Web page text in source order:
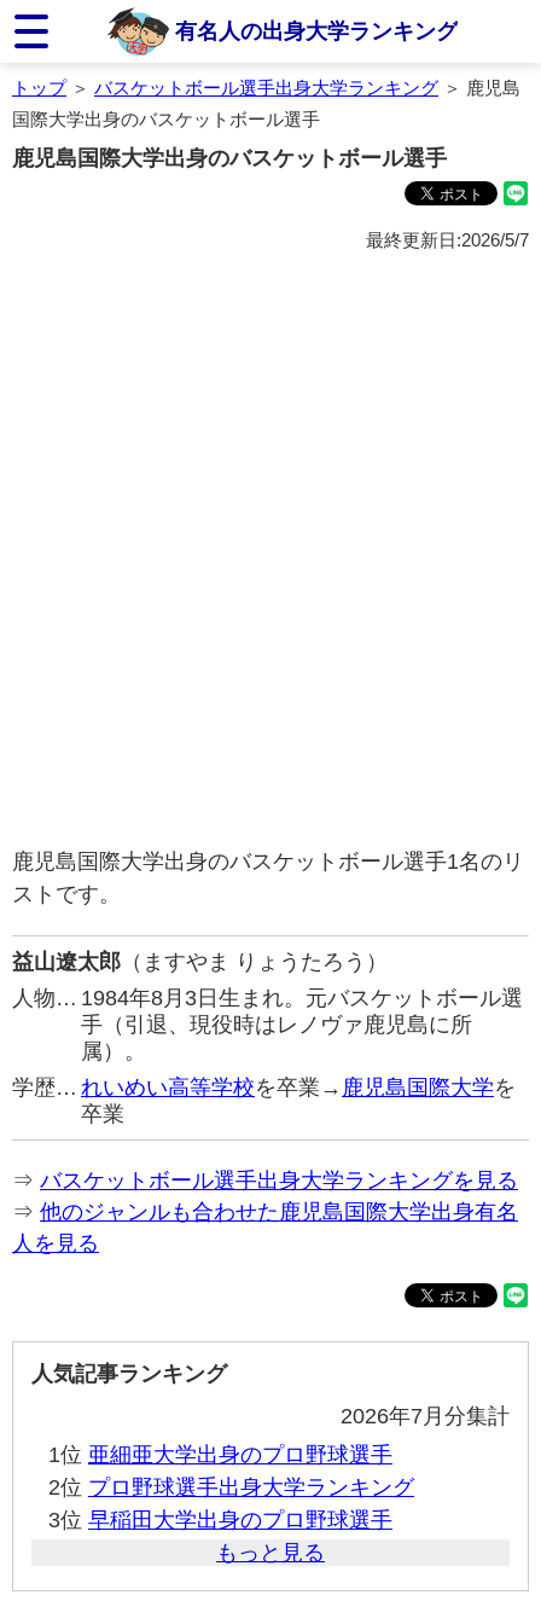
有名人の出身大学ランキング
トップ＞ バスケットボール選手出身大学ランキング ＞ 鹿児島
国際大学出身のバスケットボール選手
鹿児島国際大学出身のバスケットボール選手
最終更新日:2026/5/7
鹿児島国際大学出身のバスケットボール選手1名のリ
ストです。
益山遼太郎 （ますやま りょうたろう）
人物… 1984年8月3日生まれ。元バスケットボール選
手（引退、現役時はレノヴァ鹿児島に所
属）。
学歴… れいめい高等学校を卒業→ 鹿児島国際大学を
卒業
⇒ バスケットボール選手出身大学ランキングを見る
⇒ 他のジャンルも合わせた鹿児島国際大学出身有名
人を見る
人気記事ランキング
2026年7月分集計
1位 亜細亜大学出身のプロ野球選手
2位 プロ野球選手出身大学ランキング
3位 早稲田大学出身のプロ野球選手
もっと見る